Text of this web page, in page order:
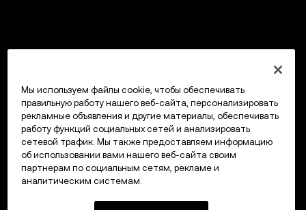
Мы используем файлы cookie, чтобы обеспечивать
правильную работу нашего веб-сайта, персонализировать
рекламные объявления и другие материалы, обеспечивать
работу функций социальных сетей и анализировать
сетевой трафик. Мы также предоставляем информацию
об использовании вами нашего веб-сайта своим
партнерам по социальным сетям, рекламе и
аналитическим системам.